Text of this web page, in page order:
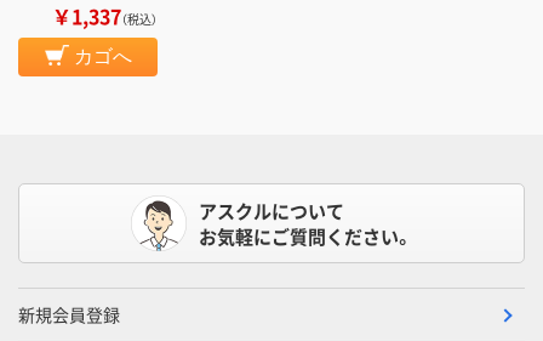
￥1,337（税込）
カゴへ
アスクルについて
お気軽にご質問ください。
新規会員登録